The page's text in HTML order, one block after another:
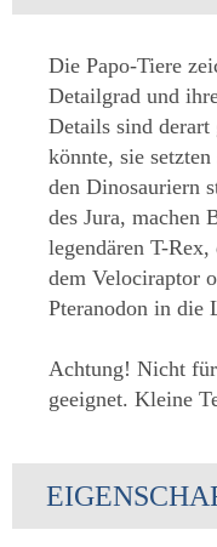
Die Papo-Tiere
Detailgrad und
Details sind derart
könnte, sie
den Dinosauriern
des Jura, machen
legendären T-
dem Velociraptor
Pteranodon in die
Achtung! Nicht
geeignet. Kleine